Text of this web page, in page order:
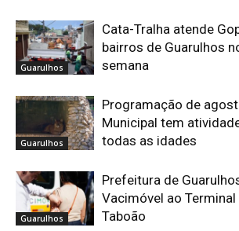
Guarulhos
Cata-Tralha atende
bairros de Guarulhos
semana
Guarulhos
Programação de
Municipal tem
todas as idades
Guarulhos
Prefeitura de
Vacimóvel ao
Taboão